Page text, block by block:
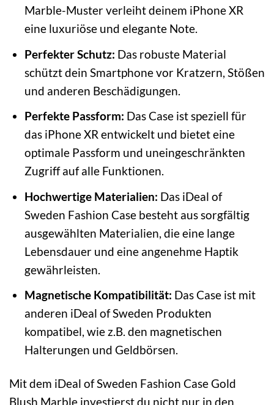
Marble-Muster verleiht deinem iPhone XR
eine luxuriöse und elegante Note.
Perfekter Schutz: Das robuste Material
schützt dein Smartphone vor Kratzern, Stößen
und anderen Beschädigungen.
Perfekte Passform: Das Case ist speziell für
das iPhone XR entwickelt und bietet eine
optimale Passform und uneingeschränkten
Zugriff auf alle Funktionen.
Hochwertige Materialien: Das iDeal of
Sweden Fashion Case besteht aus sorgfältig
ausgewählten Materialien, die eine lange
Lebensdauer und eine angenehme Haptik
gewährleisten.
Magnetische Kompatibilität: Das Case ist mit
anderen iDeal of Sweden Produkten
kompatibel, wie z.B. den magnetischen
Halterungen und Geldbörsen.
Mit dem iDeal of Sweden Fashion Case Gold
Blush Marble investierst du nicht nur in den